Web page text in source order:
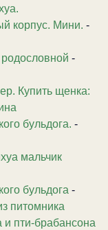
корпус. Мини. -
-
Купить щенка:
бульдога. -
мальчик
бульдога -
питомника
пти-брабансона